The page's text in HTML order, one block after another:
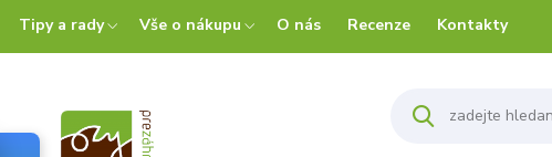
Tipy a rady Vše o nákupu O nás Recenze Kontakty